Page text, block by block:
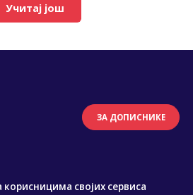
Учитај још
ЗА ДОПИСНИКЕ
својих сервиса